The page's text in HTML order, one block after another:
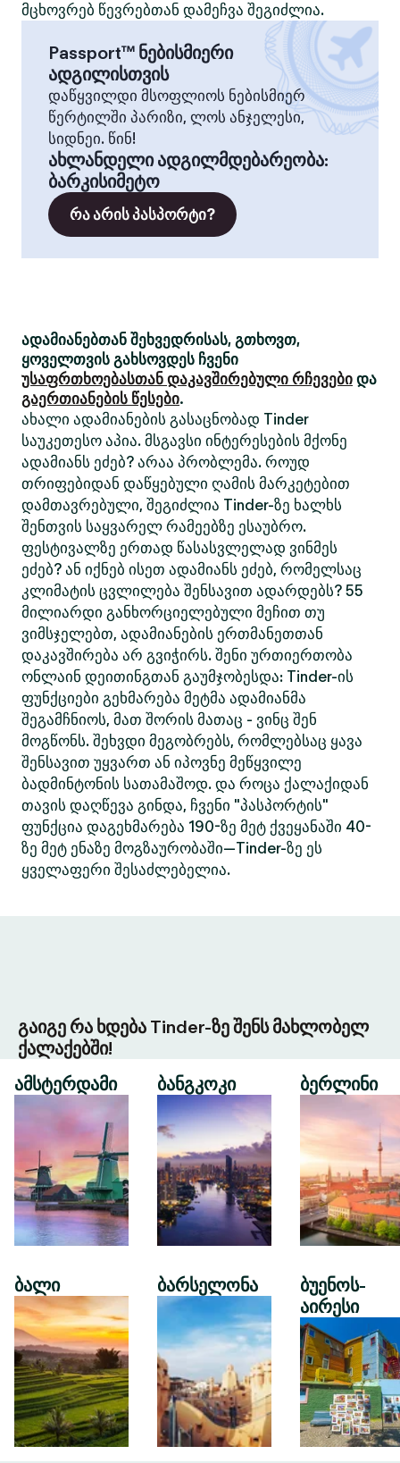
მცხოვრებ წევრებთან დამეჩვა შეგიძლია.
Passport™ ნებისმიერი
ადგილისთვის
დაწყვილდი მსოფლიოს ნებისმიერ
წერტილში პარიზი, ლოს ანჯელესი,
სიდნეი. წინ!
ახლანდელი ადგილმდებარეობა:
ბარკისიმეტო
რა არის პასპორტი?
ადამიანებთან შეხვედრისას, გთხოვთ,
ყოველთვის გახსოვდეს ჩვენი
უსაფრთხოებასთან დაკავშირებული რჩევები და
გაერთიანების წესები.
ახალი ადამიანების გასაცნობად Tinder
საუკეთესო აპია. მსგავსი ინტერესების მქონე
ადამიანს ეძებ? არაა პრობლემა. როუდ
თრიფებიდან დაწყებული ღამის მარკეტებით
დამთავრებული, შეგიძლია Tinder-ზე ხალხს
შენთვის საყვარელ რამეებზე ესაუბრო.
ფესტივალზე ერთად წასასვლელად ვინმეს
ეძებ? ან იქნებ ისეთ ადამიანს ეძებ, რომელსაც
კლიმატის ცვლილება შენსავით ადარდებს? 55
მილიარდი განხორციელებული მეჩით თუ
ვიმსჯელებთ, ადამიანების ერთმანეთთან
დაკავშირება არ გვიჭირს. შენი ურთიერთობა
ონლაინ დეითინგთან გაუმჯობესდა: Tinder-ის
ფუნქციები გეხმარება მეტმა ადამიანმა
შეგამჩნიოს, მათ შორის მათაც - ვინც შენ
მოგწონს. შეხვდი მეგობრებს, რომლებსაც ყავა
შენსავით უყვართ ან იპოვნე მეწყვილე
ბადმინტონის სათამაშოდ. და როცა ქალაქიდან
თავის დაღწევა გინდა, ჩვენი "პასპორტის"
ფუნქცია დაგეხმარება 190-ზე მეტ ქვეყანაში 40-
ზე მეტ ენაზე მოგზაურობაში—Tinder-ზე ეს
ყველაფერი შესაძლებელია.
გაიგე რა ხდება Tinder-ზე შენს მახლობელ
ქალაქებში!
ამსტერდამი
ბალი
ბანგკოკი
ბარსელონა
ბერლინი
ბუენოს-
აირესი